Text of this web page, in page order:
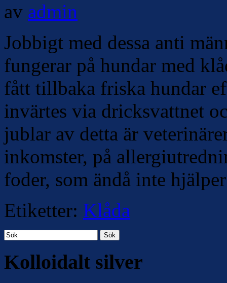
av admin
Jobbigt med dessa anti
fungerar på hundar med
fått tillbaka friska hundar
invärtes via dricksvattnet
jublar av detta är
inkomster, på
foder, som ändå inte
Etiketter: Klåda
Sök
Kolloidalt silver